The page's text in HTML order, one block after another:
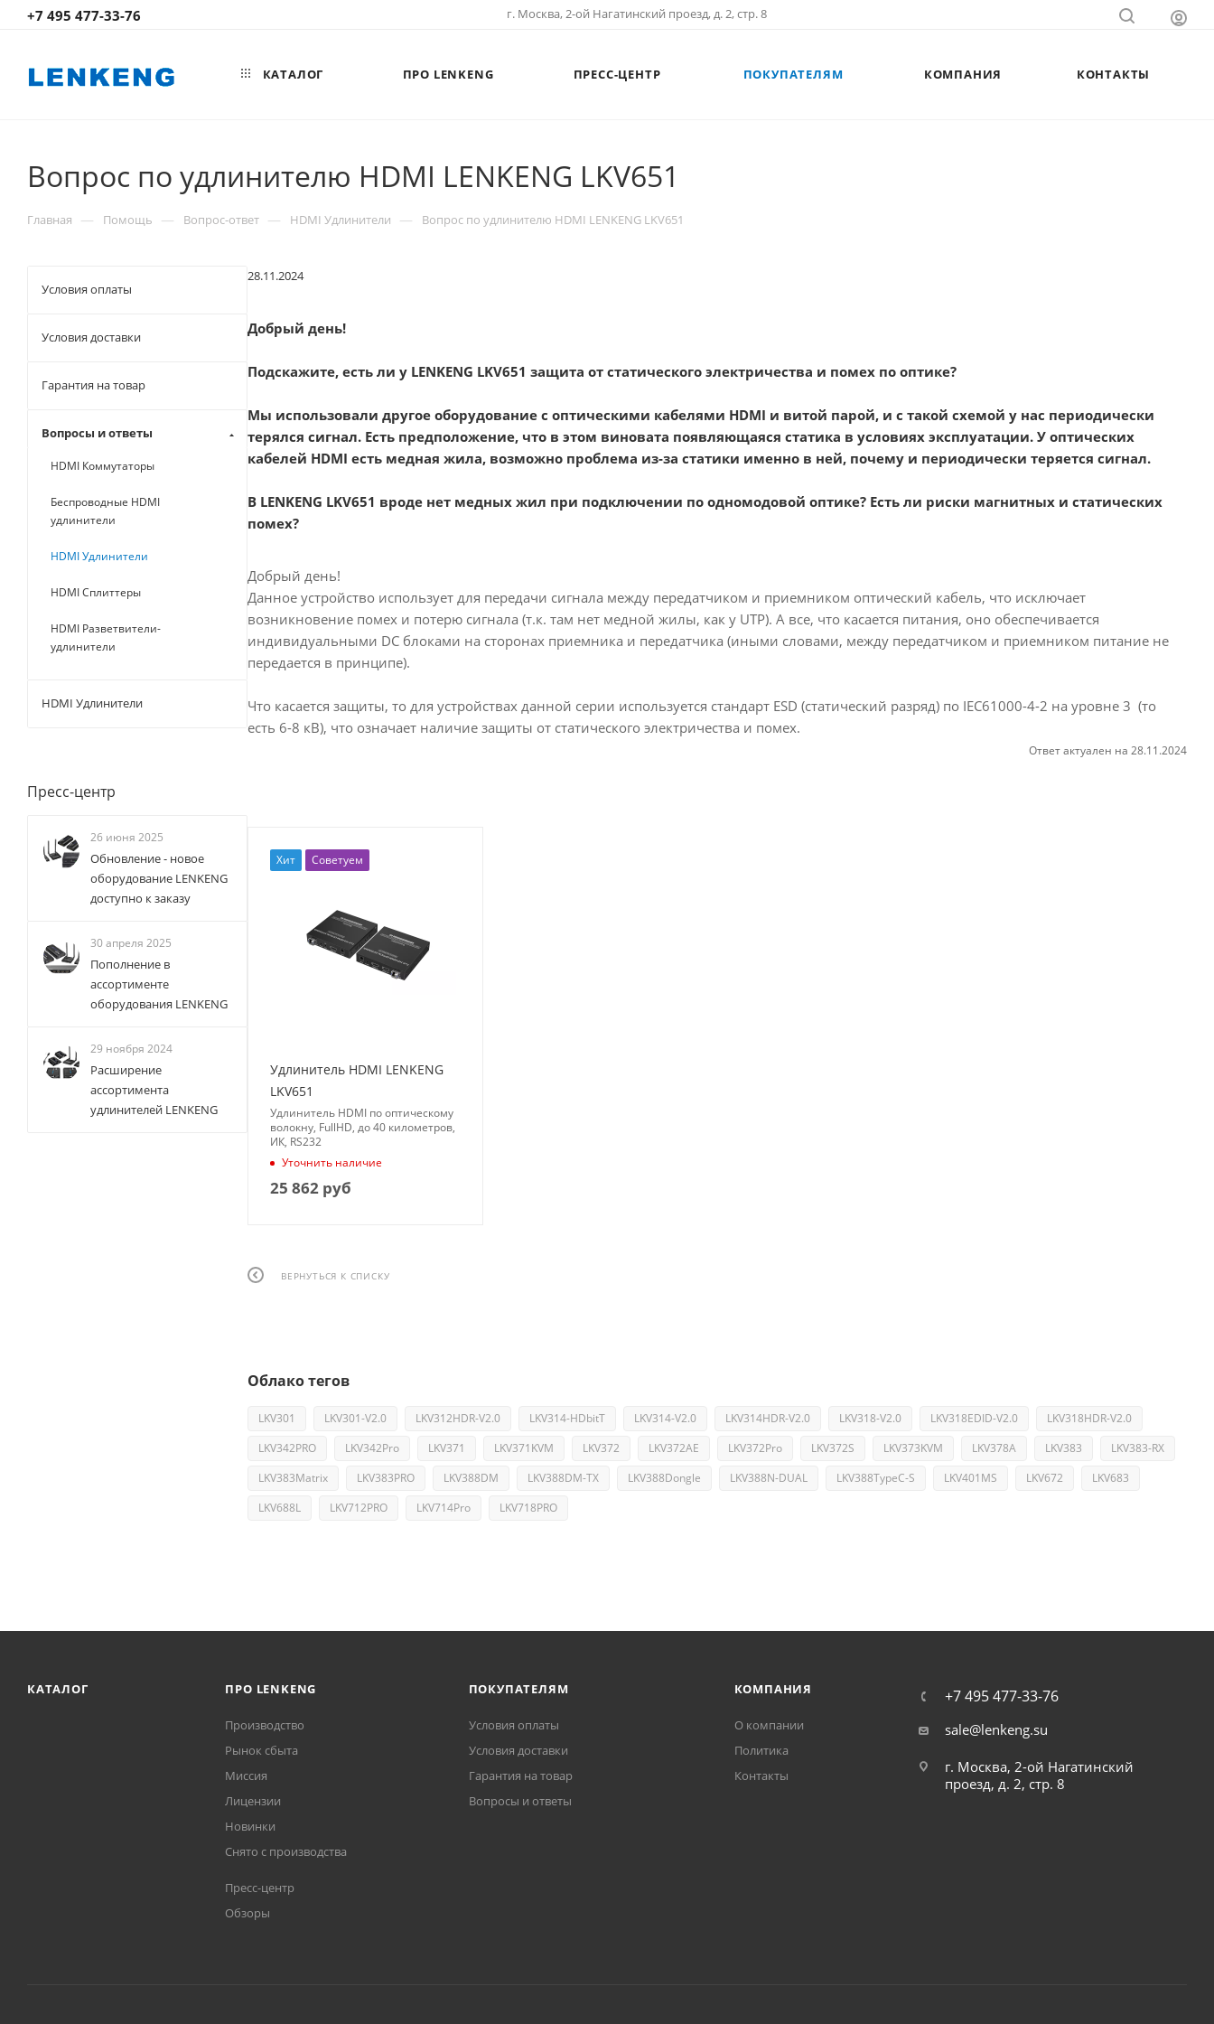
+7 495 477-33-76 г. Москва, 2-ой Нагатинский проезд, д. 2, стр. 8
КАТАЛОГ ПРО LENKENG ПРЕСС-ЦЕНТР ПОКУПАТЕЛЯМ КОМПАНИЯ КОНТАКТЫ
Вопрос по удлинителю HDMI LENKENG LKV651
Главная — Помощь — Вопрос-ответ — HDMI Удлинители — Вопрос по удлинителю HDMI LENKENG LKV651
28.11.2024
Добрый день!
Подскажите, есть ли у LENKENG LKV651 защита от статического электричества и помех по оптике?
Мы использовали другое оборудование с оптическими кабелями HDMI и витой парой, и с такой схемой у нас периодически
терялся сигнал. Есть предположение, что в этом виновата появляющаяся статика в условиях эксплуатации. У оптических
кабелей HDMI есть медная жила, возможно проблема из-за статики именно в ней, почему и периодически теряется сигнал.
В LENKENG LKV651 вроде нет медных жил при подключении по одномодовой оптике? Есть ли риски магнитных и статических
помех?
Добрый день!
Данное устройство использует для передачи сигнала между передатчиком и приемником оптический кабель, что исключает
возникновение помех и потерю сигнала (т.к. там нет медной жилы, как у UTP). А все, что касается питания, оно обеспечивается
индивидуальными DC блоками на сторонах приемника и передатчика (иными словами, между передатчиком и приемником питание не
передается в принципе).
Что касается защиты, то для устройствах данной серии используется стандарт ESD (статический разряд) по IEC61000-4-2 на уровне 3 (то
есть 6-8 кВ), что означает наличие защиты от статического электричества и помех.
Ответ актуален на 28.11.2024
Хит Советуем
Удлинитель HDMI LENKENG
LKV651
Удлинитель HDMI по оптическому
волокну, FullHD, до 40 километров,
ИК, RS232
Уточнить наличие
25 862 руб
ВЕРНУТЬСЯ К СПИСКУ
Облако тегов
LKV301 LKV301-V2.0 LKV312HDR-V2.0 LKV314-HDbitT LKV314-V2.0 LKV314HDR-V2.0 LKV318-V2.0 LKV318EDID-V2.0
LKV318HDR-V2.0
LKV342PRO
LKV342Pro LKV371 LKV371KVM LKV372 LKV372AE LKV372Pro LKV372S LKV373KVM LKV378A LKV383
LKV383-RX
LKV383Matrix
LKV383PRO LKV388DM LKV388DM-TX LKV388Dongle LKV388N-DUAL LKV388TypeC-S LKV401MS LKV672
LKV683
LKV688L
LKV712PRO LKV714Pro LKV718PRO
Условия оплаты
Условия доставки
Гарантия на товар
Вопросы и ответы
HDMI Коммутаторы
Беспроводные HDMI
удлинители
HDMI Удлинители
HDMI Сплиттеры
HDMI Разветвители-
удлинители
HDMI Удлинители
Пресс-центр
26 июня 2025
Обновление - новое
оборудование LENKENG
доступно к заказу
30 апреля 2025
Пополнение в
ассортименте
оборудования LENKENG
29 ноября 2024
Расширение
ассортимента
удлинителей LENKENG
КАТАЛОГ ПРО LENKENG
Производство
Рынок сбыта
Миссия
Лицензии
Новинки
Снято с производства
Пресс-центр
Обзоры
ПОКУПАТЕЛЯМ
Условия оплаты
Условия доставки
Гарантия на товар
Вопросы и ответы
КОМПАНИЯ
О компании
Политика
Контакты
+7 495 477-33-76
sale@lenkeng.su
г. Москва, 2-ой Нагатинский
проезд, д. 2, стр. 8